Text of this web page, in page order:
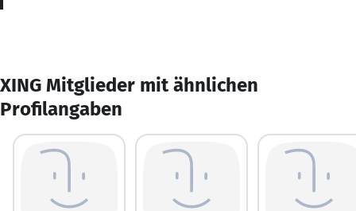
XING Mitglieder mit ähnlichen
Profilangaben